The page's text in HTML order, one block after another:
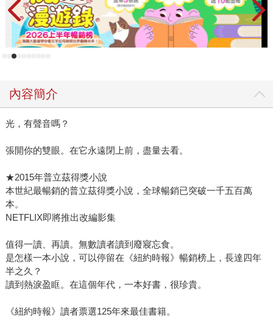
內容簡介
光，有聲音嗎？
張開你的雙眼。在它永遠閉上前，盡量去看。
★2015年普立茲得獎小說
本世紀最暢銷的普立茲得獎小說，全球暢銷已突破一千五百萬
本。
NETFLIX即將推出改編影集
值得一讀、再讀。無數讀者讀到廢寢忘食。
是怎樣一本小說，可以停留在《紐約時報》暢銷榜上，長達四年
半之久？
讀到熱淚盈眶。在這個年代，一本好書，很珍貴。
《紐約時報》讀者票選125年來最佳書籍。